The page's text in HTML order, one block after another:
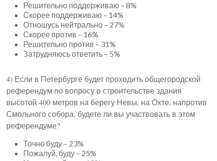
Решительно поддерживаю – 8%
Скорее поддерживаю – 14%
Отношусь нейтрально – 27%
Скорее против – 16%
Решительно против – 31%
Затрудняюсь ответить – 5%
4) Если в Петербурге будет проходить общегородской
референдум по вопросу о строительстве здания
высотой 400 метров на берегу Невы, на Охте, напротив
Смольного собора, будете ли вы участвовать в этом
референдуме?
Точно буду – 23%
Пожалуй, буду – 25%